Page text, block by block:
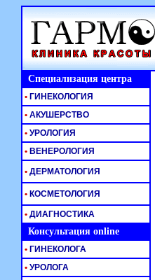
Специализация центра
• ГИНЕКОЛОГИЯ
• АКУШЕРСТВО
• УРОЛОГИЯ
• ВЕНЕРОЛОГИЯ
• ДЕРМАТОЛОГИЯ
• КОСМЕТОЛОГИЯ
• ДИАГНОСТИКА
Консультация online
• ГИНЕКОЛОГА
• УРОЛОГА